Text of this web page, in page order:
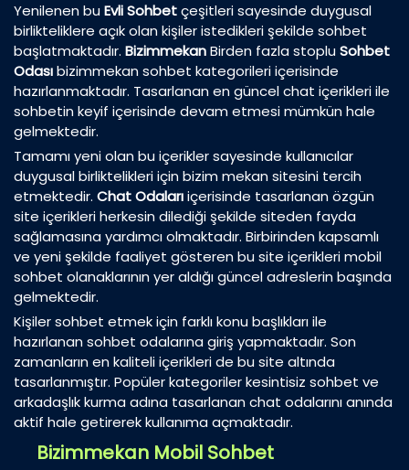
Yenilenen buEvli Sohbetçeşitleri sayesinde duygusal
birlikteliklere açık olan kişiler istedikleri şekilde sohbet
başlatmaktadır. BizimmekanBirden fazla stopluSohbet
Odasıbizimmekan sohbet kategorileri içerisinde
hazırlanmaktadır. Tasarlanan en güncel chat içerikleri ile
sohbetin keyif içerisinde devam etmesi mümkün hale
gelmektedir.
Tamamı yeni olan bu içerikler sayesinde kullanıcılar
duygusal birliktelikleri için bizim mekan sitesini tercih
etmektedir. Chat Odalarıiçerisinde tasarlanan özgün
site içerikleri herkesin dilediği şekilde siteden fayda
sağlamasına yardımcı olmaktadır. Birbirinden kapsamlı
ve yeni şekilde faaliyet gösteren bu site içerikleri mobil
sohbet olanaklarının yer aldığı güncel adreslerin başında
gelmektedir.
Kişiler sohbet etmek için farklı konu başlıkları ile
hazırlanan sohbet odalarına giriş yapmaktadır. Son
zamanların en kaliteli içerikleri de bu site altında
tasarlanmıştır. Popüler kategoriler kesintisiz sohbet ve
arkadaşlık kurma adına tasarlanan chat odalarını anında
aktif hale getirerek kullanıma açmaktadır.
Bizimmekan Mobil Sohbet